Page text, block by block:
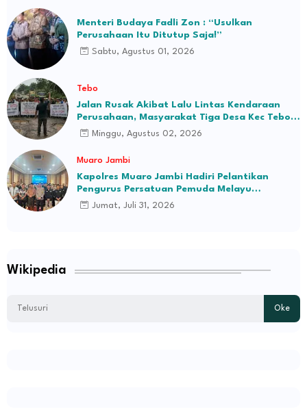
Menteri Budaya Fadli Zon : “Usulkan
Perusahaan Itu Ditutup Saja!”
Sabtu, Agustus 01, 2026
Tebo
Jalan Rusak Akibat Lalu Lintas Kendaraan
Perusahaan, Masyarakat Tiga Desa Kec Tebo
Ilir Bakal Blokade Jalan
Minggu, Agustus 02, 2026
Muaro Jambi
Kapolres Muaro Jambi Hadiri Pelantikan
Pengurus Persatuan Pemuda Melayu
Kabupaten Muaro Jambi Periode 2026–2031
Jumat, Juli 31, 2026
Wikipedia